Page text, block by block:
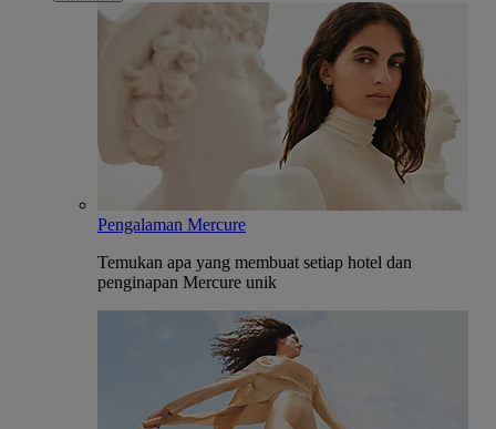
Pengalaman Mercure
Temukan apa yang membuat setiap hotel dan
penginapan Mercure unik